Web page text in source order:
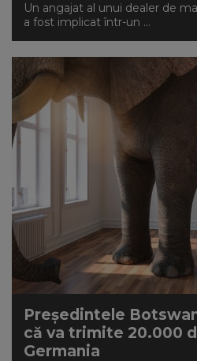
Un angajat al unui dealer de
a fost implicat într-un ...
Preşedintele
că va trimite 20.000
Germania